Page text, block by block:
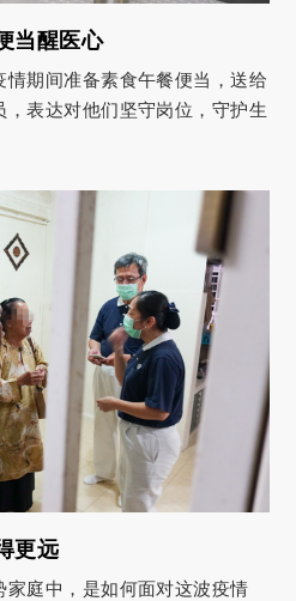
当醒医心
期间准备素食午餐便当，送给
表达对他们坚守岗位，守护生
更远
庭中，是如何面对这波疫情